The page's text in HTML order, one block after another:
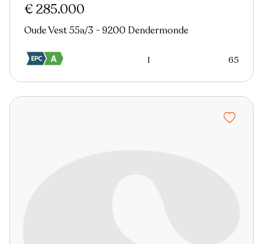
€ 285.000
Oude Vest 55a/3 - 9200 Dendermonde
1 65